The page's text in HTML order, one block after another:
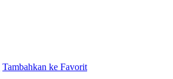
Tambahkan ke Favorit